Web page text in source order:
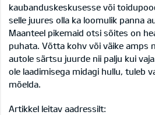
kaubanduskeskusesse või
selle juures olla ka loomulik panna
Maanteel pikemaid otsi sõites on
puhata. Võtta kohv või väike amps
autole särtsu juurde nii palju kui
ole laadimisega midagi hullu, tuleb
mõelda.
Artikkel leitav aadressilt: